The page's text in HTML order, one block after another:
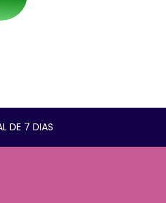
DE 7 DIAS